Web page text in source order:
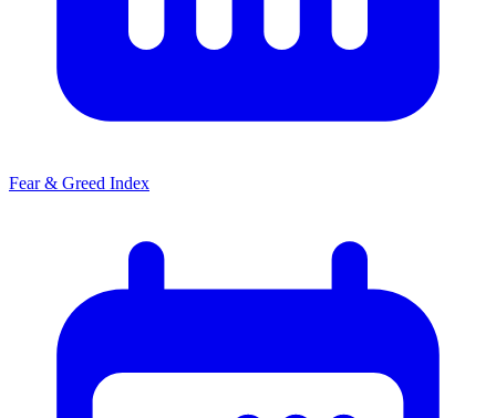
Fear & Greed Index